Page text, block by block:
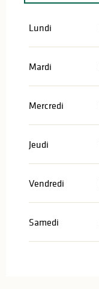
Lundi
Mardi
Mercredi
Jeudi
Vendredi
Samedi